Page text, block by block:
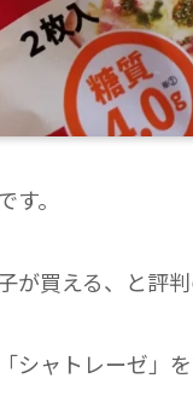
。
が買える、と評
シャトレーゼ」